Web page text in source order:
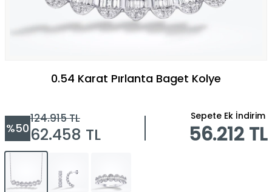
0.54 Karat Pırlanta Baget Kolye
%50
124.915TL
62.458 TL
Sepete Ek İndirim
56.212 TL